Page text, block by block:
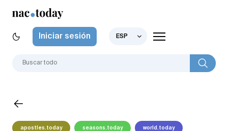
Iniciar sesión ESP
apostles.today seasons.today world.today